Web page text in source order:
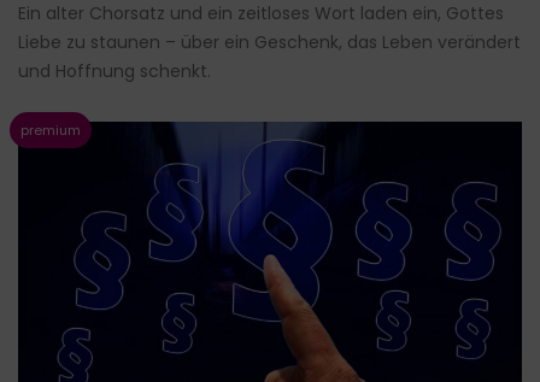
Ein alter Chorsatz und ein zeitloses Wort laden ein, Gottes
Liebe zu staunen – über ein Geschenk, das Leben verändert
und Hoffnung schenkt.